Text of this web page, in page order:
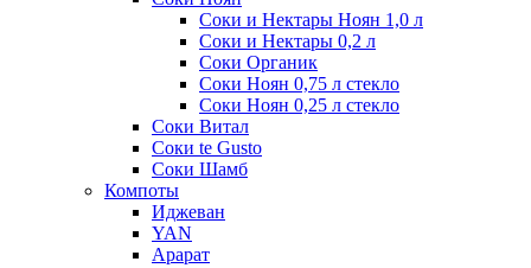
Соки и Нектары Ноян 1,0 л
Соки и Нектары 0,2 л
Соки Органик
Соки Ноян 0,75 л стекло
Соки Ноян 0,25 л стекло
Соки Витал
Соки te Gusto
Соки Шамб
Компоты
Иджеван
YAN
Арарат